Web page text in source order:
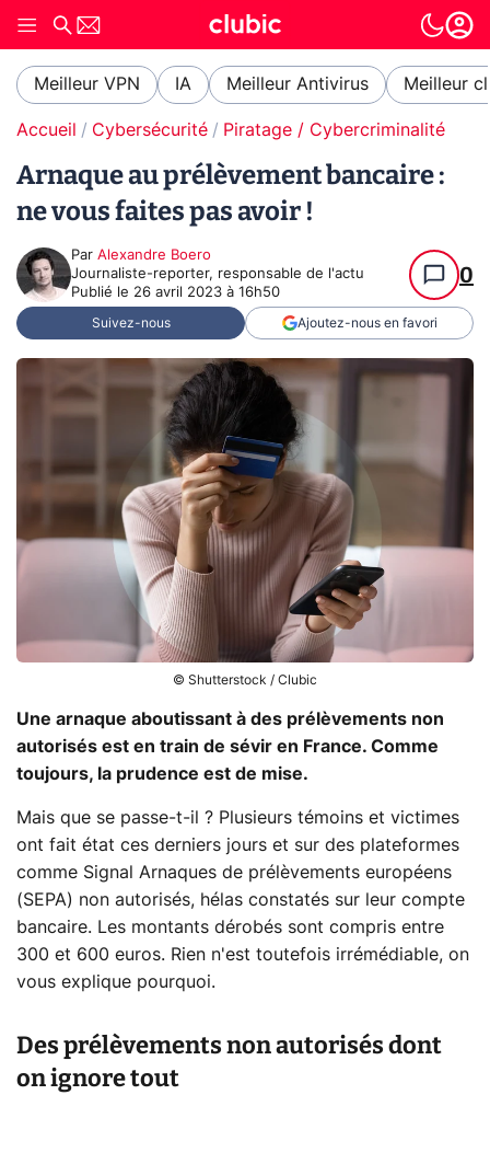
Meilleur VPN IA Meilleur Antivirus Meilleur
Accueil Cybersécurité Piratage / Cybercriminalité
Arnaque au prélèvement bancaire :
ne vous faites pas avoir !
Par Alexandre Boero
Journaliste-reporter, responsable de l'actu
Publié le 26 avril 2023 à 16h50
0
Suivez-nous Ajoutez-nous en favori
© Shutterstock / Clubic
Une arnaque aboutissant à des prélèvements non
autorisés est en train de sévir en France. Comme
toujours, la prudence est de mise.
Mais que se passe-t-il ? Plusieurs témoins et victimes
ont fait état ces derniers jours et sur des plateformes
comme Signal Arnaques de prélèvements européens
(SEPA) non autorisés, hélas constatés sur leur compte
bancaire. Les montants dérobés sont compris entre
300 et 600 euros. Rien n'est toutefois irrémédiable, on
vous explique pourquoi.
Des prélèvements non autorisés dont
on ignore tout